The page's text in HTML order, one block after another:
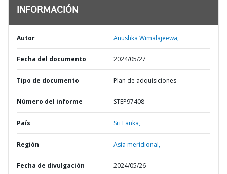
INFORMACIÓN
Autor Anushka Wimalajeewa;
Fecha del documento 2024/05/27
Tipo de documento Plan de adquisiciones
Número del informe STEP97408
País Sri Lanka,
Región Asia meridional,
Fecha de divulgación 2024/05/26